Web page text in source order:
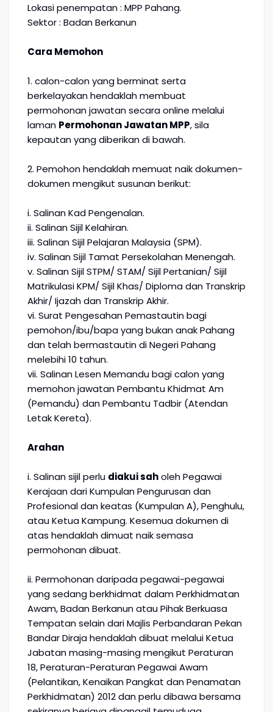
Lokasi penempatan : MPP Pahang.
Sektor : Badan Berkanun
Cara Memohon
1. calon-calon yang berminat serta
berkelayakan hendaklah membuat
permohonan jawatan secara online melalui
laman Permohonan Jawatan MPP, sila
kepautan yang diberikan di bawah.
2. Pemohon hendaklah memuat naik dokumen-
dokumen mengikut susunan berikut:
i. Salinan Kad Pengenalan.
ii. Salinan Sijil Kelahiran.
iii. Salinan Sijil Pelajaran Malaysia (SPM).
iv. Salinan Sijil Tamat Persekolahan Menengah.
v. Salinan Sijil STPM/ STAM/ Sijil Pertanian/ Sijil
Matrikulasi KPM/ Sijil Khas/ Diploma dan Transkrip
Akhir/ Ijazah dan Transkrip Akhir.
vi. Surat Pengesahan Pemastautin bagi
pemohon/ibu/bapa yang bukan anak Pahang
dan telah bermastautin di Negeri Pahang
melebihi 10 tahun.
vii. Salinan Lesen Memandu bagi calon yang
memohon jawatan Pembantu Khidmat Am
(Pemandu) dan Pembantu Tadbir (Atendan
Letak Kereta).
Arahan
i. Salinan sijil perlu diakui saholeh Pegawai
Kerajaan dari Kumpulan Pengurusan dan
Profesional dan keatas (Kumpulan A), Penghulu,
atau Ketua Kampung. Kesemua dokumen di
atas hendaklah dimuat naik semasa
permohonan dibuat.
ii. Permohonan daripada pegawai-pegawai
yang sedang berkhidmat dalam Perkhidmatan
Awam, Badan Berkanun atau Pihak Berkuasa
Tempatan selain dari Majlis Perbandaran Pekan
Bandar Diraja hendaklah dibuat melalui Ketua
Jabatan masing-masing mengikut Peraturan
18, Peraturan-Peraturan Pegawai Awam
(Pelantikan, Kenaikan Pangkat dan Penamatan
Perkhidmatan) 2012 dan perlu dibawa bersama